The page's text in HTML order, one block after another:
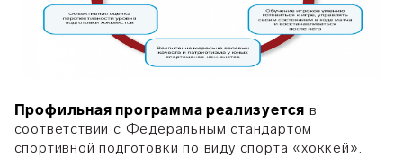
Профильная программа реализуется в
соответствии с Федеральным стандартом
спортивной подготовки по виду спорта «хоккей».